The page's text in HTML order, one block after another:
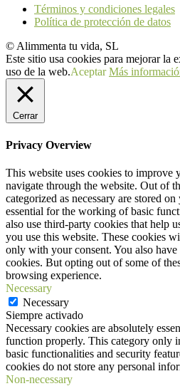
Términos y condiciones legales
Política de protección de datos
© Alimmenta tu vida, SL
Este sitio usa cookies para mejorar la
uso de la web.Aceptar Más
Cerrar
Privacy Overview
This website uses cookies to improve
navigate through the website. Out of
categorized as necessary are stored
essential for the working of basic
also use third-party cookies that help
you use this website. These cookies
only with your consent. You also
cookies. But opting out of some of
browsing experience.
Necessary
Necessary
Siempre activado
Necessary cookies are absolutely
function properly. This category only
basic functionalities and security
cookies do not store any personal
Non-necessary